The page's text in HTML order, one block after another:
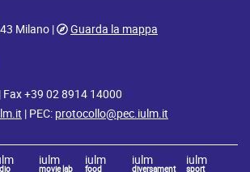
Milano |
Guarda la mappa
+39 02 8914 14000
| PEC: protocollo@pec.iulm.it
iulm
movie lab
iulm
food
iulm
diversament
iulm
sport